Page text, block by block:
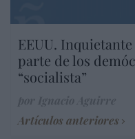
EEUU.
parte de los
“socialista”
Artículos anteriores